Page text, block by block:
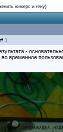
юнкерс и гену)
1
-
временное